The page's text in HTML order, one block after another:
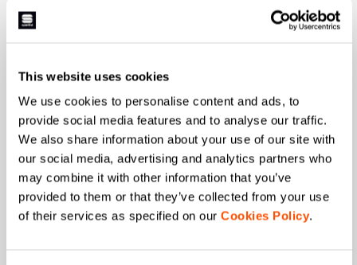
This website uses cookies
We use cookies to personalise content and ads, to
provide social media features and to analyse our traffic.
We also share information about your use of our site with
our social media, advertising and analytics partners who
may combine it with other information that you’ve
provided to them or that they’ve collected from your use
of their services as specified on our Cookies Policy.
Autorizzo Manifattura Valcismon a svolgere
gusti e abitudini di consumo per migliorare
l'offerta commerciale e personalizzare le
comunicazioni di marketing.